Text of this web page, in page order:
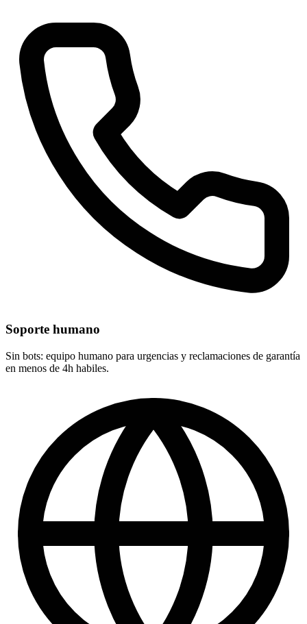
Soporte humano
Sin bots: equipo humano para urgencias y reclamaciones de garantía
en menos de 4h habiles.